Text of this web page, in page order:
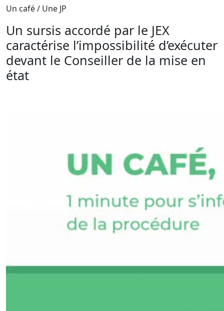
Un café / Une JP
Un sursis accordé par le JEX
caractérise l’impossibilité d’exécuter
devant le Conseiller de la mise en
état